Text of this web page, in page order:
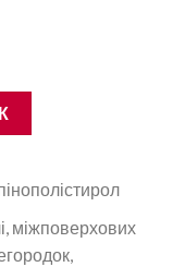
1200×600×40
міжповерхових